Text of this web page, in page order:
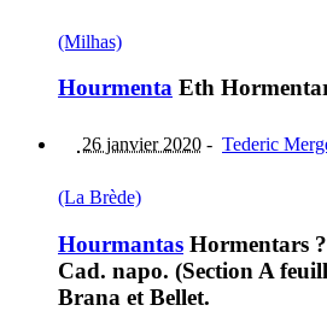
(Milhas)
Hourmenta Eth
26 janvier 2020 - Tederic
(La Brède)
Hourmantas Hormentars ?
Cad. napo. (Section A
Brana et Bellet.